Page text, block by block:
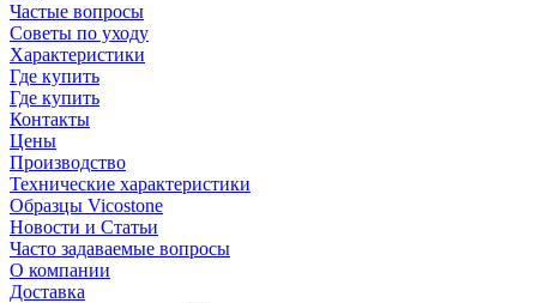
Частые вопросы
Советы по уходу
Характеристики
Где купить
Где купить
Контакты
Цены
Производство
Технические характеристики
Образцы Vicostone
Новости и Статьи
Часто задаваемые вопросы
О компании
Доставка